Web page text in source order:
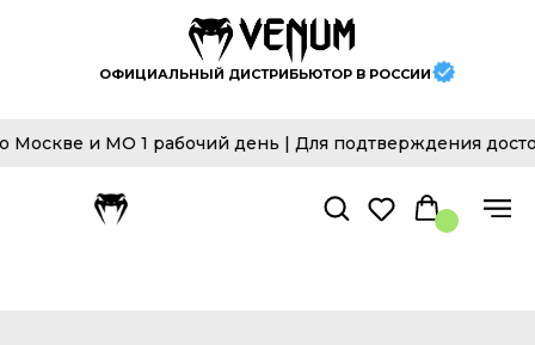
ОФИЦИАЛЬНЫЙ ДИСТРИБЬЮТОР В РОССИИ
и МО 1 рабочий день | Для подтверждения